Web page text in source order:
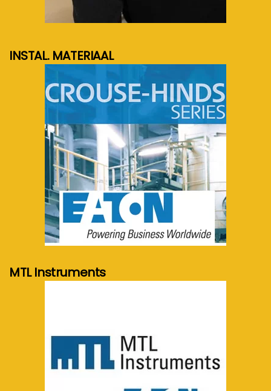
meer info...
INSTAL. MATERIAAL
meer info...
MTL Instruments